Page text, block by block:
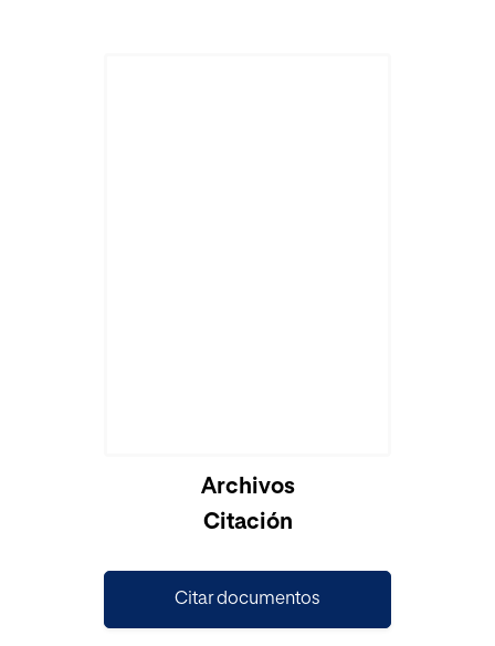
Archivos
Citación
Citar documentos